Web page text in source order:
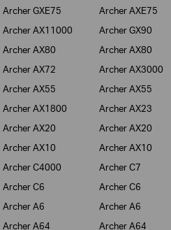
Archer GXE75 Archer AXE75
Archer AX11000 Archer GX90
Archer AX80 Archer AX80
Archer AX72 Archer AX3000
Archer AX55 Archer AX55
Archer AX1800 Archer AX23
Archer AX20 Archer AX20
Archer AX10 Archer AX10
Archer C4000 Archer C7
Archer C6 Archer C6
Archer A6 Archer A6
Archer A64 Archer A64